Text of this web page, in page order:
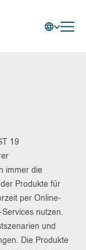
19
immer die
Produkte für
per Online-
Services nutzen.
und
Die Produkte